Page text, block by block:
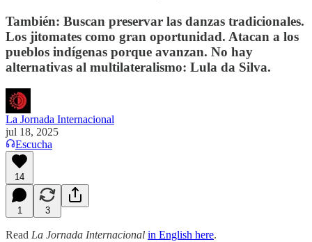
También: Buscan preservar las danzas tradicionales.
Los jitomates como gran oportunidad. Atacan a los
pueblos indígenas porque avanzan. No hay
alternativas al multilateralismo: Lula da Silva.
La Jornada Internacional
jul 18, 2025
Escucha
14
1 3
Read La Jornada Internacional in English here.